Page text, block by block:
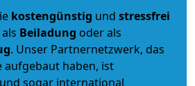
kostengünstig und stressfrei
Beiladung oder als
. Unser Partnernetzwerk, das
aufgebaut haben, ist
sogar international